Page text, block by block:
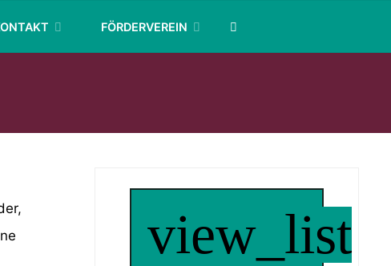
FÖRDERVEREIN
view_list